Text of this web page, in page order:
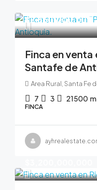
$2,350,000,000
Finca en venta
Santafe de
Area Rural, Santa Fe
7 3 21500
FINCA